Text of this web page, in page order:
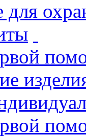
для